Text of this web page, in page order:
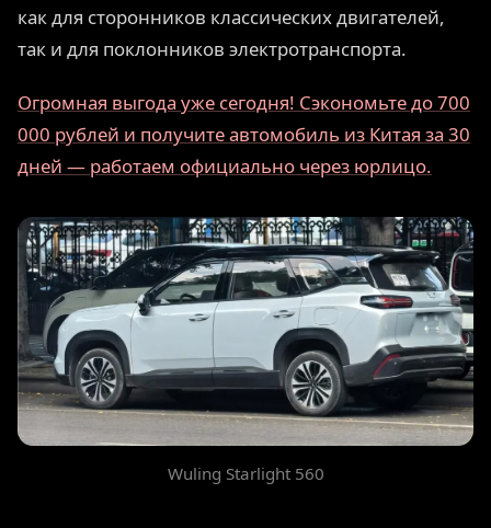
как для сторонников классических двигателей,
так и для поклонников электротранспорта.
Огромная выгода уже сегодня! Сэкономьте до 700
000 рублей и получите автомобиль из Китая за 30
дней — работаем официально через юрлицо.
Wuling Starlight 560